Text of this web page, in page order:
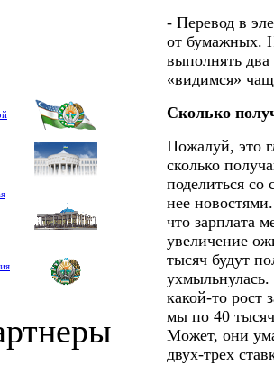
- Перевод в
от бумажных.
выполнять
«видимся»
Сколько
Пожалуй, это
сколько
поделиться
нее
что зарплата
увеличение
тысяч будут
какой-то рост
мы по 40
Может, они
двух-трех